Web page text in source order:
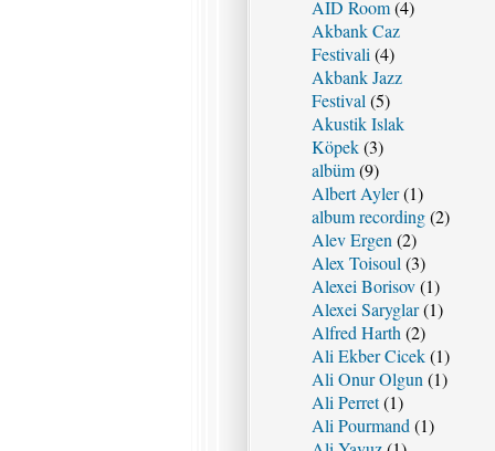
AID Room(4)
Akbank Caz
Festivali (4)
Akbank Jazz
Festival (5)
Akustik Islak
Köpek(3)
albüm(9)
Albert Ayler(1)
album recording(2)
Alev Ergen (2)
Alex Toisoul (3)
Alexei Borisov(1)
Alexei Saryglar(1)
Alfred Harth (2)
Ali Ekber Cicek(1)
Ali Onur Olgun (1)
Ali Perret(1)
Ali Pourmand (1)